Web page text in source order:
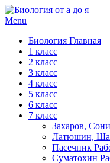
Menu
Биология Главная
1 класс
2 класс
3 класс
4 класс
5 класс
6 класс
7 класс
Захаров,
Латюшин,
Пасечник
Суматохин